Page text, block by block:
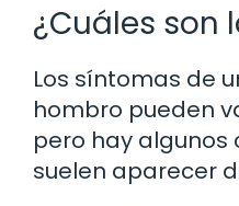
¿Cuáles son
Los síntomas de
hombro pueden
pero hay algunos
suelen aparecer